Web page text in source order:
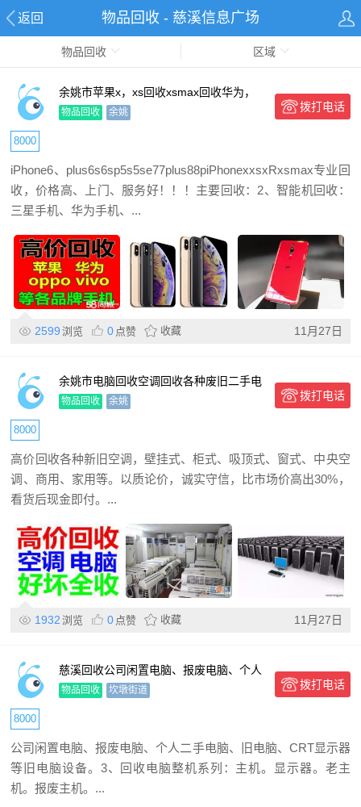
返回 物品回收 - 慈溪信息广场
物品回收 区域
余姚市苹果x，xs回收xsmax回收华为，
vivo手机回收O
物品回收 余姚 拨打电话
8000
​iPhone6、plus6s6sp5s5se77plus88piPhonexxsxRxsmax专业回
收，价格高、上门、服务好！！！主要回收：2、智能机回收：
三星手机、华为手机、...
2599 浏览 0 点赞 收藏 11月27日
余姚市电脑回收空调回收各种废旧二手电
器回收
物品回收 余姚 拨打电话
8000
高价回收各种新旧空调，壁挂式、柜式、吸顶式、窗式、中央空
调、商用、家用等。以质论价，诚实守信，比市场价高出30%，
看货后现金即付。...
1932 浏览 0 点赞 收藏 11月27日
慈溪回收公司闲置电脑、报废电脑、个人
二手电脑、旧电脑
物品回收 坎墩街道 拨打电话
8000
公司闲置电脑、报废电脑、个人二手电脑、旧电脑、CRT显示器
等旧电脑设备。3、回收电脑整机系列：主机。显示器。老主
机。报废主机。...